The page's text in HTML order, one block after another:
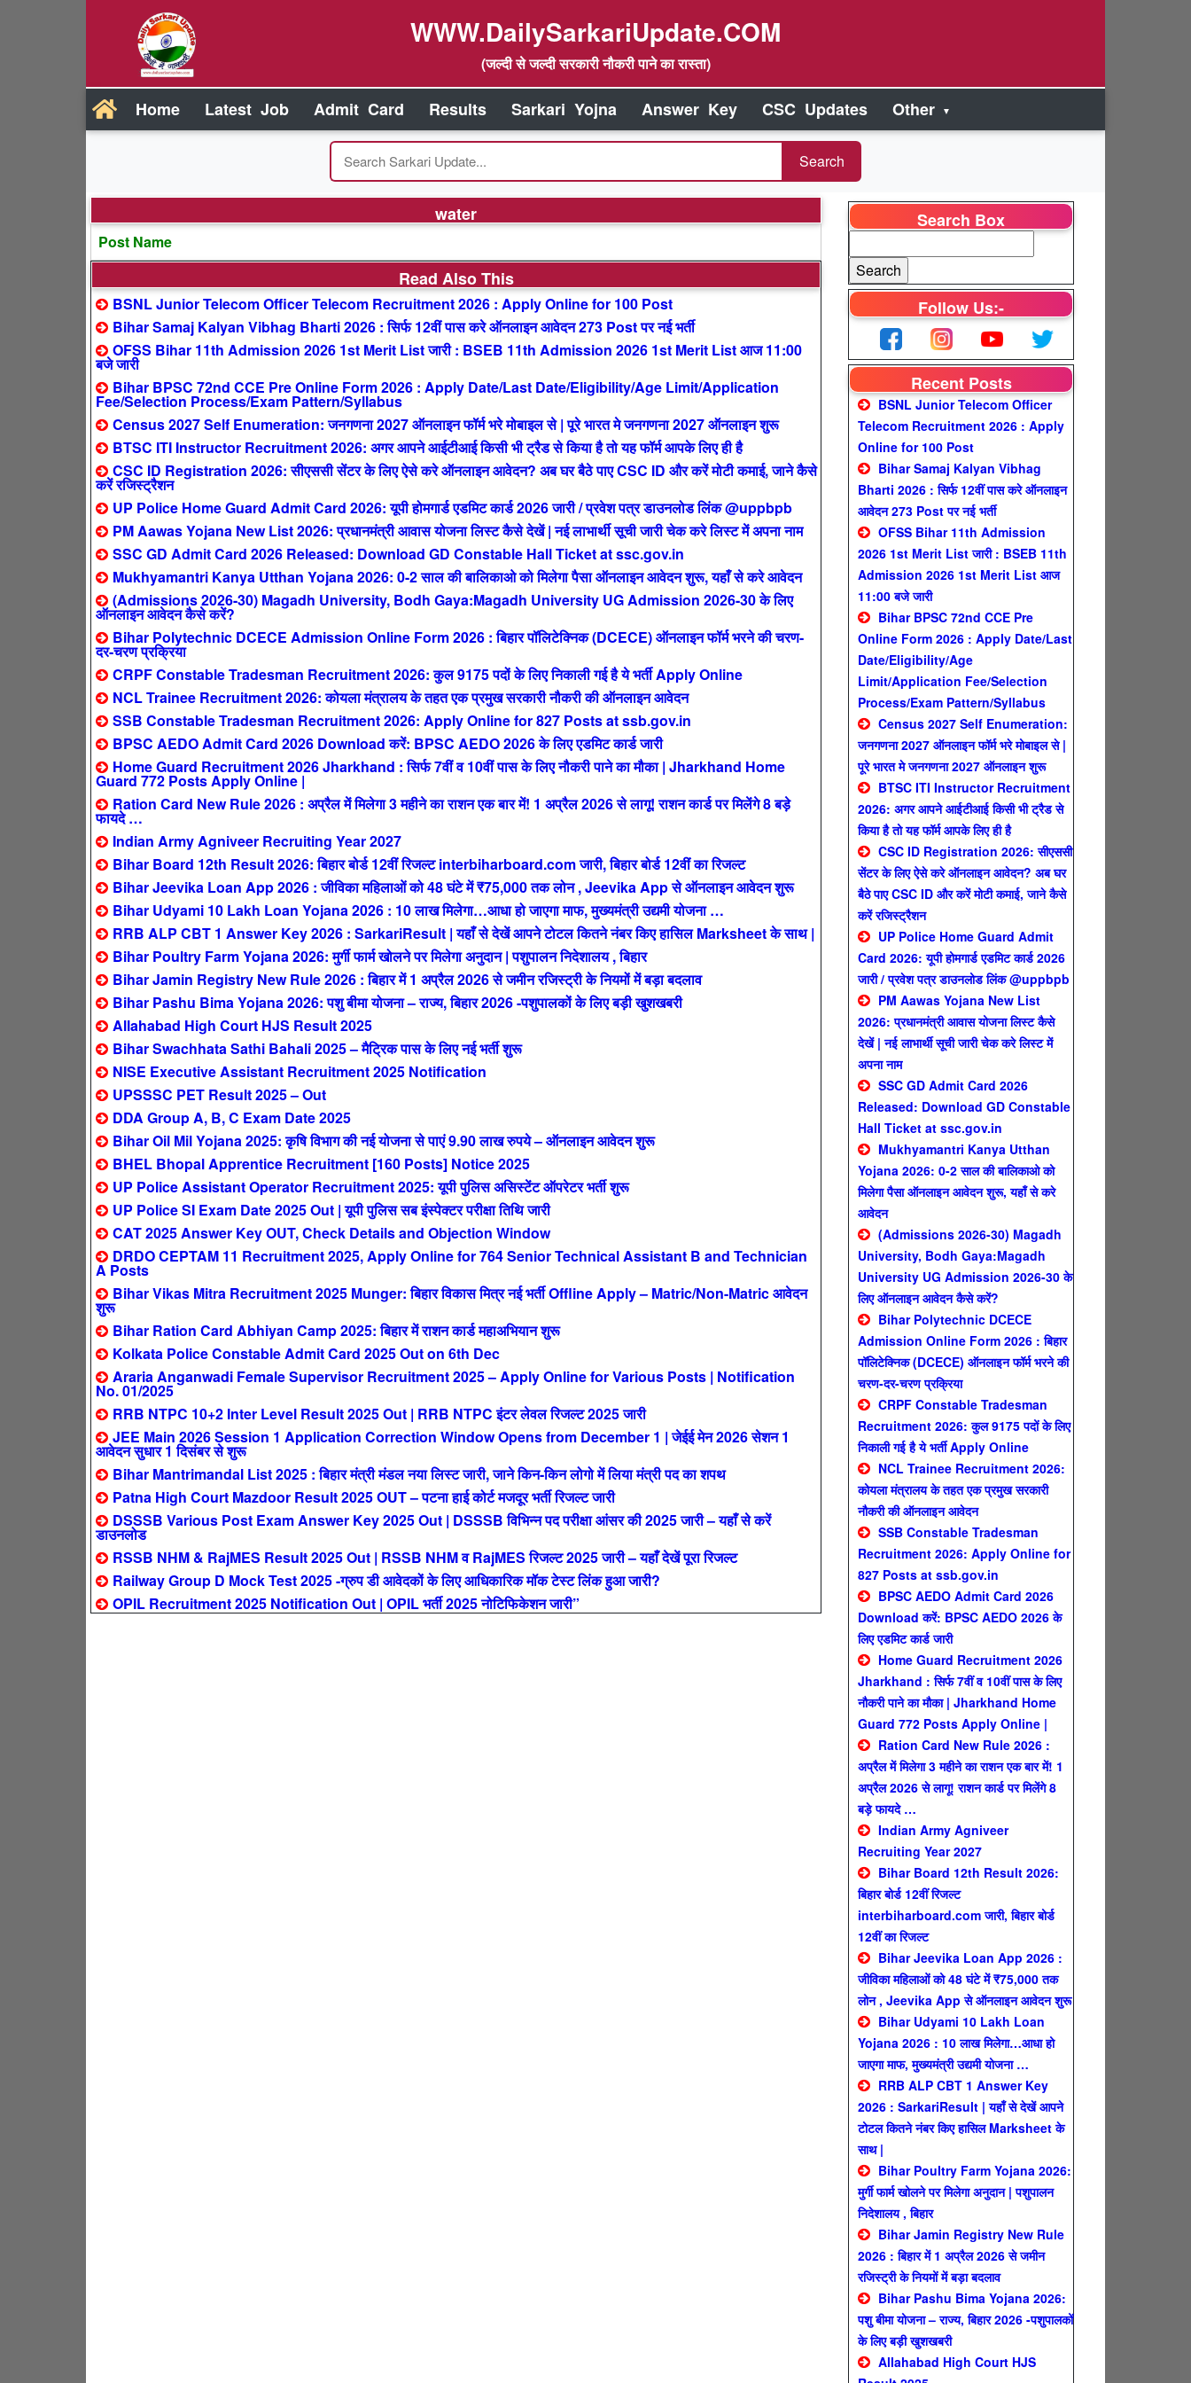
WWW.DailySarkariUpdate.COM
(जल्दी से जल्दी सरकारी नौकरी पाने का रास्ता)
Home Latest Job Admit Card Results Sarkari Yojna Answer Key CSC Updates Other
water
Post Name
Read Also This
BSNL Junior Telecom Officer Telecom Recruitment 2026 : Apply Online for 100 Post
Bihar Samaj Kalyan Vibhag Bharti 2026 : सिर्फ 12वीं पास करे ऑनलाइन आवेदन 273 Post पर नई भर्ती
OFSS Bihar 11th Admission 2026 1st Merit List जारी : BSEB 11th Admission 2026 1st Merit List आज 11:00
बजे जारी
Bihar BPSC 72nd CCE Pre Online Form 2026 : Apply Date/Last Date/Eligibility/Age Limit/Application
Fee/Selection Process/Exam Pattern/Syllabus
Census 2027 Self Enumeration: जनगणना 2027 ऑनलाइन फॉर्म भरे मोबाइल से | पूरे भारत मे जनगणना 2027 ऑनलाइन शुरू
BTSC ITI Instructor Recruitment 2026: अगर आपने आईटीआई किसी भी ट्रैड से किया है तो यह फॉर्म आपके लिए ही है
CSC ID Registration 2026: सीएससी सेंटर के लिए ऐसे करे ऑनलाइन आवेदन? अब घर बैठे पाए CSC ID और करें मोटी कमाई, जाने कैसे
करें रजिस्ट्रैशन
UP Police Home Guard Admit Card 2026: यूपी होमगार्ड एडमिट कार्ड 2026 जारी / प्रवेश पत्र डाउनलोड लिंक @uppbpb
PM Aawas Yojana New List 2026: प्रधानमंत्री आवास योजना लिस्ट कैसे देखें | नई लाभार्थी सूची जारी चेक करे लिस्ट में अपना नाम
SSC GD Admit Card 2026 Released: Download GD Constable Hall Ticket at ssc.gov.in
Mukhyamantri Kanya Utthan Yojana 2026: 0-2 साल की बालिकाओ को मिलेगा पैसा ऑनलाइन आवेदन शुरू, यहाँ से करे आवेदन
(Admissions 2026-30) Magadh University, Bodh Gaya:Magadh University UG Admission 2026-30 के लिए
ऑनलाइन आवेदन कैसे करें?
Bihar Polytechnic DCECE Admission Online Form 2026 : बिहार पॉलिटेक्निक (DCECE) ऑनलाइन फॉर्म भरने की चरण-
दर-चरण प्रक्रिया
CRPF Constable Tradesman Recruitment 2026: कुल 9175 पदों के लिए निकाली गई है ये भर्ती Apply Online
NCL Trainee Recruitment 2026: कोयला मंत्रालय के तहत एक प्रमुख सरकारी नौकरी की ऑनलाइन आवेदन
SSB Constable Tradesman Recruitment 2026: Apply Online for 827 Posts at ssb.gov.in
BPSC AEDO Admit Card 2026 Download करें: BPSC AEDO 2026 के लिए एडमिट कार्ड जारी
Home Guard Recruitment 2026 Jharkhand : सिर्फ 7वीं व 10वीं पास के लिए नौकरी पाने का मौका | Jharkhand Home
Guard 772 Posts Apply Online |
Ration Card New Rule 2026 : अप्रैल में मिलेगा 3 महीने का राशन एक बार में! 1 अप्रैल 2026 से लागू! राशन कार्ड पर मिलेंगे 8 बड़े
फायदे …
Indian Army Agniveer Recruiting Year 2027
Bihar Board 12th Result 2026: बिहार बोर्ड 12वीं रिजल्ट interbiharboard.com जारी, बिहार बोर्ड 12वीं का रिजल्ट
Bihar Jeevika Loan App 2026 : जीविका महिलाओं को 48 घंटे में ₹75,000 तक लोन , Jeevika App से ऑनलाइन आवेदन शुरू
Bihar Udyami 10 Lakh Loan Yojana 2026 : 10 लाख मिलेगा…आधा हो जाएगा माफ, मुख्यमंत्री उद्यमी योजना …
RRB ALP CBT 1 Answer Key 2026 : SarkariResult | यहाँ से देखें आपने टोटल कितने नंबर किए हासिल Marksheet के साथ |
Bihar Poultry Farm Yojana 2026: मुर्गी फार्म खोलने पर मिलेगा अनुदान | पशुपालन निदेशालय , बिहार
Bihar Jamin Registry New Rule 2026 : बिहार में 1 अप्रैल 2026 से जमीन रजिस्ट्री के नियमों में बड़ा बदलाव
Bihar Pashu Bima Yojana 2026: पशु बीमा योजना – राज्य, बिहार 2026 -पशुपालकों के लिए बड़ी खुशखबरी
Allahabad High Court HJS Result 2025
Bihar Swachhata Sathi Bahali 2025 – मैट्रिक पास के लिए नई भर्ती शुरू
NISE Executive Assistant Recruitment 2025 Notification
UPSSSC PET Result 2025 – Out
DDA Group A, B, C Exam Date 2025
Bihar Oil Mil Yojana 2025: कृषि विभाग की नई योजना से पाएं 9.90 लाख रुपये – ऑनलाइन आवेदन शुरू
BHEL Bhopal Apprentice Recruitment [160 Posts] Notice 2025
UP Police Assistant Operator Recruitment 2025: यूपी पुलिस असिस्टेंट ऑपरेटर भर्ती शुरू
UP Police SI Exam Date 2025 Out | यूपी पुलिस सब इंस्पेक्टर परीक्षा तिथि जारी
CAT 2025 Answer Key OUT, Check Details and Objection Window
DRDO CEPTAM 11 Recruitment 2025, Apply Online for 764 Senior Technical Assistant B and Technician
A Posts
Bihar Vikas Mitra Recruitment 2025 Munger: बिहार विकास मित्र नई भर्ती Offline Apply – Matric/Non-Matric आवेदन
शुरू
Bihar Ration Card Abhiyan Camp 2025: बिहार में राशन कार्ड महाअभियान शुरू
Kolkata Police Constable Admit Card 2025 Out on 6th Dec
Araria Anganwadi Female Supervisor Recruitment 2025 – Apply Online for Various Posts | Notification
No. 01/2025
RRB NTPC 10+2 Inter Level Result 2025 Out | RRB NTPC इंटर लेवल रिजल्ट 2025 जारी
JEE Main 2026 Session 1 Application Correction Window Opens from December 1 | जेईई मेन 2026 सेशन 1
आवेदन सुधार 1 दिसंबर से शुरू
Bihar Mantrimandal List 2025 : बिहार मंत्री मंडल नया लिस्ट जारी, जाने किन-किन लोगो में लिया मंत्री पद का शपथ
Patna High Court Mazdoor Result 2025 OUT – पटना हाई कोर्ट मजदूर भर्ती रिजल्ट जारी
DSSSB Various Post Exam Answer Key 2025 Out | DSSSB विभिन्न पद परीक्षा आंसर की 2025 जारी – यहाँ से करें
डाउनलोड
RSSB NHM & RajMES Result 2025 Out | RSSB NHM व RajMES रिजल्ट 2025 जारी – यहाँ देखें पूरा रिजल्ट
Railway Group D Mock Test 2025 -ग्रुप डी आवेदकों के लिए आधिकारिक मॉक टेस्ट लिंक हुआ जारी?
OPIL Recruitment 2025 Notification Out | OPIL भर्ती 2025 नोटिफिकेशन जारी”
Search Box
Follow Us:-
Recent Posts
BSNL Junior Telecom Officer
Telecom Recruitment 2026 : Apply
Online for 100 Post
Bihar Samaj Kalyan Vibhag
Bharti 2026 : सिर्फ 12वीं पास करे ऑनलाइन
आवेदन 273 Post पर नई भर्ती
OFSS Bihar 11th Admission
2026 1st Merit List जारी : BSEB 11th
Admission 2026 1st Merit List आज
11:00 बजे जारी
Bihar BPSC 72nd CCE Pre
Online Form 2026 : Apply Date/Last
Date/Eligibility/Age
Limit/Application Fee/Selection
Process/Exam Pattern/Syllabus
Census 2027 Self Enumeration:
जनगणना 2027 ऑनलाइन फॉर्म भरे मोबाइल से |
पूरे भारत मे जनगणना 2027 ऑनलाइन शुरू
BTSC ITI Instructor Recruitment
2026: अगर आपने आईटीआई किसी भी ट्रैड से
किया है तो यह फॉर्म आपके लिए ही है
CSC ID Registration 2026: सीएससी
सेंटर के लिए ऐसे करे ऑनलाइन आवेदन? अब घर
बैठे पाए CSC ID और करें मोटी कमाई, जाने कैसे
करें रजिस्ट्रैशन
UP Police Home Guard Admit
Card 2026: यूपी होमगार्ड एडमिट कार्ड 2026
जारी / प्रवेश पत्र डाउनलोड लिंक @uppbpb
PM Aawas Yojana New List
2026: प्रधानमंत्री आवास योजना लिस्ट कैसे
देखें | नई लाभार्थी सूची जारी चेक करे लिस्ट में
अपना नाम
SSC GD Admit Card 2026
Released: Download GD Constable
Hall Ticket at ssc.gov.in
Mukhyamantri Kanya Utthan
Yojana 2026: 0-2 साल की बालिकाओ को
मिलेगा पैसा ऑनलाइन आवेदन शुरू, यहाँ से करे
आवेदन
(Admissions 2026-30) Magadh
University, Bodh Gaya:Magadh
University UG Admission 2026-30 के
लिए ऑनलाइन आवेदन कैसे करें?
Bihar Polytechnic DCECE
Admission Online Form 2026 : बिहार
पॉलिटेक्निक (DCECE) ऑनलाइन फॉर्म भरने की
चरण-दर-चरण प्रक्रिया
CRPF Constable Tradesman
Recruitment 2026: कुल 9175 पदों के लिए
निकाली गई है ये भर्ती Apply Online
NCL Trainee Recruitment 2026:
कोयला मंत्रालय के तहत एक प्रमुख सरकारी
नौकरी की ऑनलाइन आवेदन
SSB Constable Tradesman
Recruitment 2026: Apply Online for
827 Posts at ssb.gov.in
BPSC AEDO Admit Card 2026
Download करें: BPSC AEDO 2026 के
लिए एडमिट कार्ड जारी
Home Guard Recruitment 2026
Jharkhand : सिर्फ 7वीं व 10वीं पास के लिए
नौकरी पाने का मौका | Jharkhand Home
Guard 772 Posts Apply Online |
Ration Card New Rule 2026 :
अप्रैल में मिलेगा 3 महीने का राशन एक बार में! 1
अप्रैल 2026 से लागू! राशन कार्ड पर मिलेंगे 8
बड़े फायदे …
Indian Army Agniveer
Recruiting Year 2027
Bihar Board 12th Result 2026:
बिहार बोर्ड 12वीं रिजल्ट
interbiharboard.com जारी, बिहार बोर्ड
12वीं का रिजल्ट
Bihar Jeevika Loan App 2026 :
जीविका महिलाओं को 48 घंटे में ₹75,000 तक
लोन , Jeevika App से ऑनलाइन आवेदन शुरू
Bihar Udyami 10 Lakh Loan
Yojana 2026 : 10 लाख मिलेगा…आधा हो
जाएगा माफ, मुख्यमंत्री उद्यमी योजना …
RRB ALP CBT 1 Answer Key
2026 : SarkariResult | यहाँ से देखें आपने
टोटल कितने नंबर किए हासिल Marksheet के
साथ |
Bihar Poultry Farm Yojana 2026:
मुर्गी फार्म खोलने पर मिलेगा अनुदान | पशुपालन
निदेशालय , बिहार
Bihar Jamin Registry New Rule
2026 : बिहार में 1 अप्रैल 2026 से जमीन
रजिस्ट्री के नियमों में बड़ा बदलाव
Bihar Pashu Bima Yojana 2026:
पशु बीमा योजना – राज्य, बिहार 2026 -पशुपालकों
के लिए बड़ी खुशखबरी
Allahabad High Court HJS